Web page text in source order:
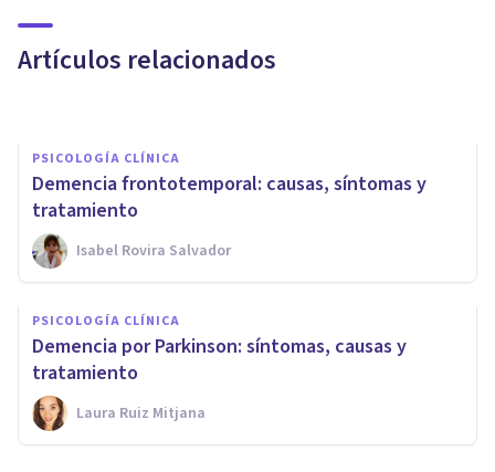
Artículos relacionados
diagnóstico y tratamiento
PSICOLOGÍA CLÍNICA
Demencia frontotemporal: causas, síntomas y
tratamiento
Isabel Rovira Salvador
PSICOLOGÍA CLÍNICA
Demencia por Parkinson: síntomas, causas y
tratamiento
Laura Ruiz Mitjana
Diferencias entre la amnesia y
la demencia
Unai Aso Poza